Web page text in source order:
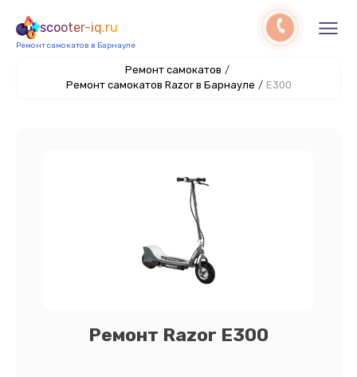
scooter-iq.ru
Ремонт самокатов в Барнауле
Ремонт самокатов /
Ремонт самокатов Razor в Барнауле / E300
Ремонт Razor E300